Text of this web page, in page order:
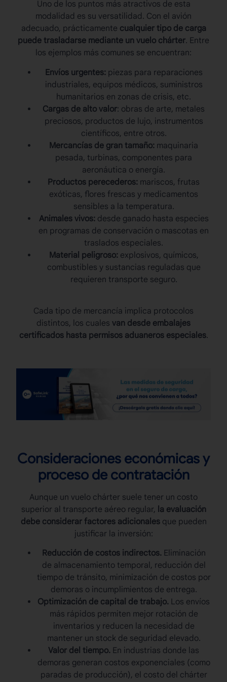
Uno de los puntos más atractivos de esta
modalidad es su versatilidad. Con el avión
adecuado, prácticamente cualquier tipo de carga
puede trasladarse mediante un vuelo chárter. Entre
los ejemplos más comunes se encuentran:
Envíos urgentes:piezas para reparaciones
industriales, equipos médicos, suministros
humanitarios en zonas de crisis, etc.
Cargas de alto valor: obras de arte, metales
preciosos, productos de lujo, instrumentos
científicos, entre otros.
Mercancías de gran tamaño: maquinaria
pesada, turbinas, componentes para
aeronáutica o energía.
Productos perecederos: mariscos, frutas
exóticas, flores frescas y medicamentos
sensibles a la temperatura.
Animales vivos:desde ganado hasta especies
en programas de conservación o mascotas en
traslados especiales.
Material peligroso:explosivos, químicos,
combustibles y sustancias reguladas que
requieren transporte seguro.
Cada tipo de mercancía implica protocolos
distintos, los cuales van desde embalajes
certificados hasta permisos aduaneros especiales.
Consideraciones económicas y
proceso de contratación
Aunque un vuelo chárter suele tener un costo
superior al transporte aéreo regular, la evaluación
debe considerar factores adicionalesque pueden
justificar la inversión:
Reducción de costos indirectos.Eliminación
de almacenamiento temporal, reducción del
tiempo de tránsito, minimización de costos por
demoras o incumplimientos de entrega.
Optimización de capital de trabajo. Los envíos
más rápidos permiten mejor rotación de
inventarios y reducen la necesidad de
mantener un stock de seguridad elevado.
Valor del tiempo. En industrias donde las
demoras generan costos exponenciales (como
paradas de producción), el costo del chárter